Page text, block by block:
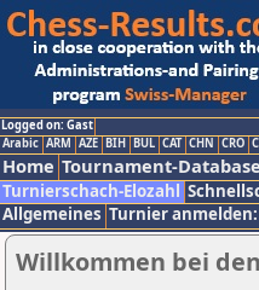
Logged on: Gast
Arabic ARM AZE BIH BUL CAT CHN CRO
Home Tournament-Database
Turnierschach-Elozahl
Allgemeines Turnier anmelden:
Willkommen bei